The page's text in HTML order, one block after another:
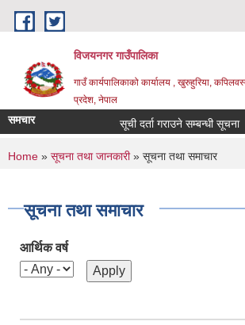
Skip to main content
विजयनगर गाउँपालिका
गाउँ कार्यपालिकाको कार्यालय , खुरुहुरिया,
प्रदेश, नेपाल
समचार सूची दर्ता गराउने सम्बन्धी सूचना ।
You are here
Home » सूचना तथा जानकारी» सूचना तथा समाचार
सूचना तथा समाचार
आर्थिक वर्ष